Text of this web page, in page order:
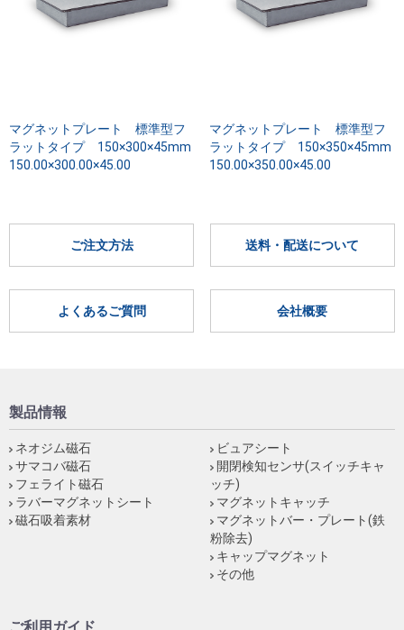
マグネットプレート 標準型フ
ラットタイプ 150×300×45mm
150.00×300.00×45.00
マグネットプレート 標準型フ
ラットタイプ 150×350×45mm
150.00×350.00×45.00
ご注文方法 送料・配送について
よくあるご質問 会社概要
製品情報
ネオジム磁石
サマコバ磁石
フェライト磁石
ラバーマグネットシート
磁石吸着素材
ビュアシート
開閉検知センサ(スイッチキャ
ッチ)
マグネットキャッチ
マグネットバー・プレート(鉄
粉除去)
キャップマグネット
その他